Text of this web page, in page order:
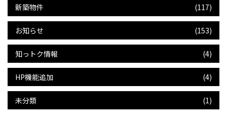
新築物件 (117)
お知らせ (153)
知っトク情報 (4)
HP機能追加 (4)
未分類 (1)